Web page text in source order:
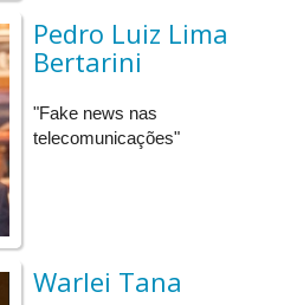
de opções de alimentos está
da tecnologia. Ao mesmo tempo, a
pelo alimento, inclusive nas
entender suas propriedades e
do que se diz por aí é mito! A
te ajudar a entender melhor esse
os palestrantes
Pedro Luiz Lima
Bertarini
"Fake news nas
telecomunicações"
Warlei Tana